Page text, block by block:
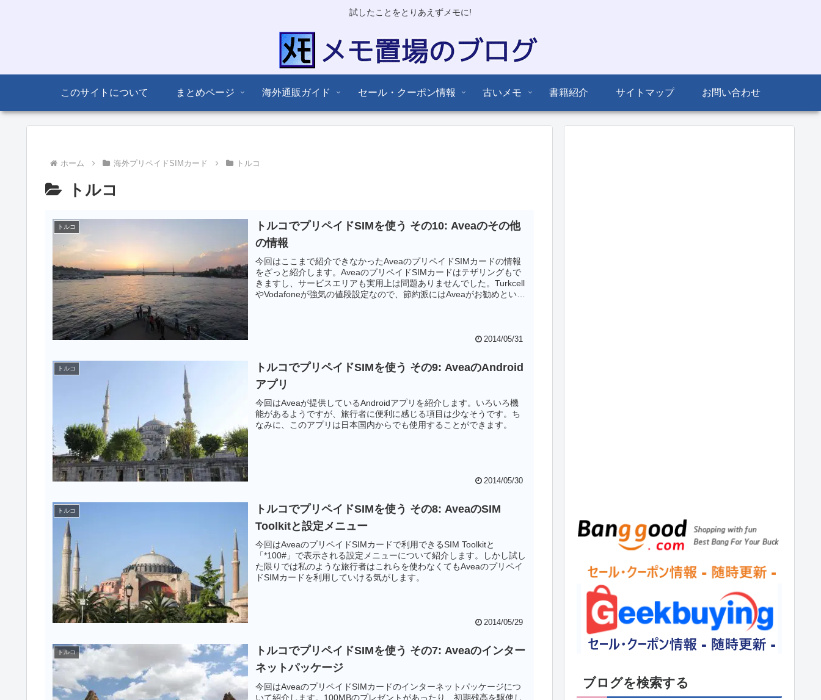
試したことをとりあえずメモに!
このサイトについて まとめページ 海外通販ガイド セール・クーポン情報 古いメモ 書籍紹介 サイトマップ お問い合わせ
ホーム 海外プリペイドSIMカード トルコ
トルコ
トルコ
トルコでプリペイドSIMを使う その10: Aveaのその他
の情報
今回はここまで紹介できなかったAveaのプリペイドSIMカードの情報
をざっと紹介します。AveaのプリペイドSIMカードはテザリングもで
きますし、サービスエリアも実用上は問題ありませんでした。Turkcell
やVodafoneが強気の値段設定なので、節約派にはAveaがお勧めといえ
2014/05/31
トルコ
トルコでプリペイドSIMを使う その9: AveaのAndroid
アプリ
今回はAveaが提供しているAndroidアプリを紹介します。いろいろ機
能があるようですが、旅行者に便利に感じる項目は少なそうです。ち
なみに、このアプリは日本国内からでも使用することができます。
2014/05/30
トルコ
トルコでプリペイドSIMを使う その8: AveaのSIM
Toolkitと設定メニュー
今回はAveaのプリペイドSIMカードで利用できるSIM Toolkitと
「*100#」で表示される設定メニューについて紹介します。しかし試し
た限りでは私のような旅行者はこれらを使わなくてもAveaのプリペイ
ドSIMカードを利用していける気がします。
2014/05/29
トルコ
トルコでプリペイドSIMを使う その7: Aveaのインター
ネットパッケージ
今回はAveaのプリペイドSIMカードのインターネットパッケージにつ
いて紹介します。100MBのプレゼントがあったり、初期残高を駆使し
ブログを検索する